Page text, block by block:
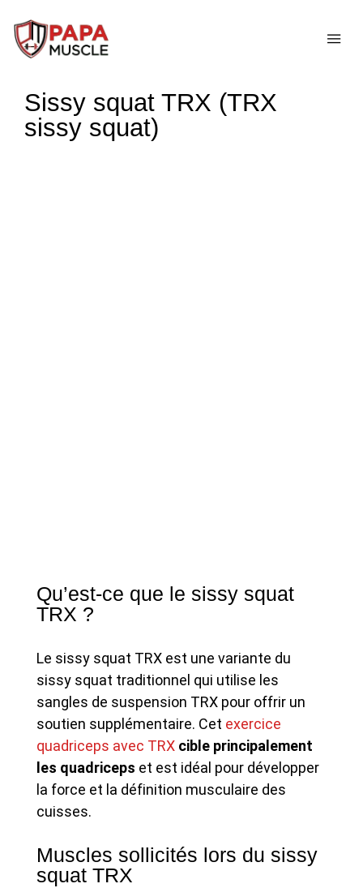
passer
principalSissy squat TRX (TRX
sissy squat)
Qu’est-ce que le sissy squat
TRX ?
Le sissy squat TRX est une variante du
sissy squat traditionnel qui utilise les
sangles de suspension TRX pour offrir un
soutien supplémentaire. Cet exercice
quadriceps avec TRX cible principalement
les quadriceps et est idéal pour développer
la force et la définition musculaire des
cuisses.
Muscles sollicités lors du sissy
squat TRX